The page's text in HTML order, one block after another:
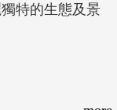
特的生態及景